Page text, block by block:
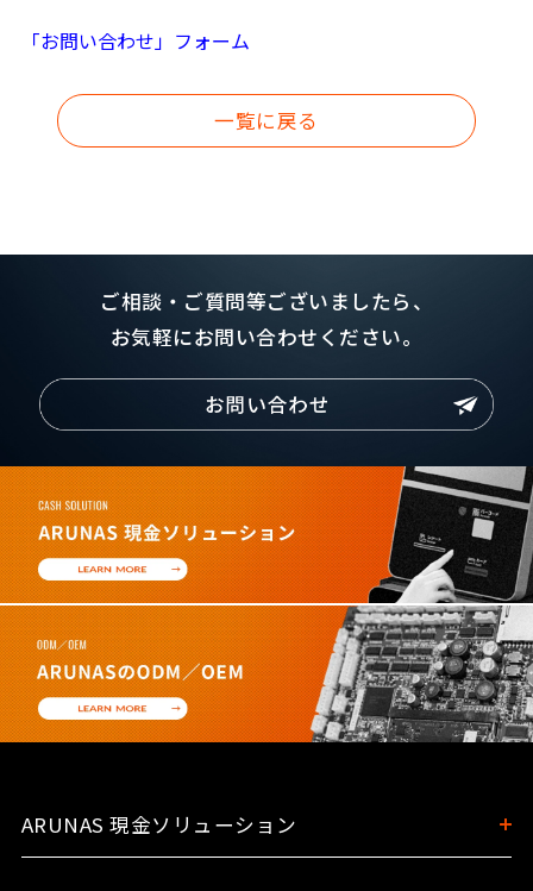
「お問い合わせ」フォーム
一覧に戻る
ご相談・ご質問等ございましたら、
お気軽にお問い合わせください。
ARUNAS 現金ソリューション